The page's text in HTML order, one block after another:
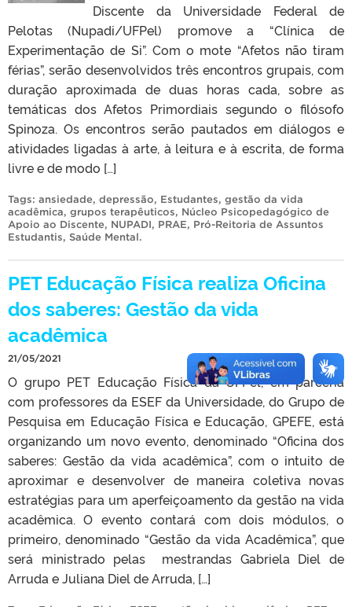
Discente da Universidade Federal de
Pelotas (Nupadi/UFPel) promove a “Clínica de
Experimentação de Si”. Com o mote “Afetos não tiram
férias”, serão desenvolvidos três encontros grupais, com
duração aproximada de duas horas cada, sobre as
temáticas dos Afetos Primordiais segundo o filósofo
Spinoza. Os encontros serão pautados em diálogos e
atividades ligadas à arte, à leitura e à escrita, de forma
livre e de modo […]
Tags: ansiedade, depressão, Estudantes, gestão da vida
acadêmica, grupos terapêuticos, Núcleo Psicopedagógico de
Apoio ao Discente, NUPADI, PRAE, Pró-Reitoria de Assuntos
Estudantis, Saúde Mental.
PET Educação Física realiza Oficina
dos saberes: Gestão da vida
acadêmica
21/05/2021
O grupo PET Educação Física da UFPel, em parceria
com professores da ESEF da Universidade, do Grupo de
Pesquisa em Educação Física e Educação, GPEFE, está
organizando um novo evento, denominado “Oficina dos
saberes: Gestão da vida acadêmica”, com o intuito de
aproximar e desenvolver de maneira coletiva novas
estratégias para um aperfeiçoamento da gestão na vida
acadêmica. O evento contará com dois módulos, o
primeiro, denominado “Gestão da vida Acadêmica”, que
será ministrado pelas mestrandas Gabriela Diel de
Arruda e Juliana Diel de Arruda, […]